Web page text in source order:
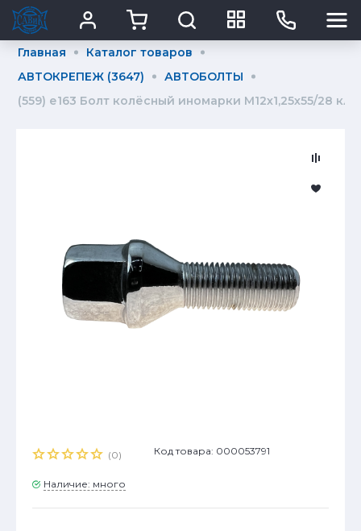
Главная
Каталог товаров
АВТОКРЕПЕЖ (3647)
АВТОБОЛТЫ
(559) е163 Болт колёсный иномарки М12х1,25х55/28
(0) Код товара: 000053791
Наличие: много